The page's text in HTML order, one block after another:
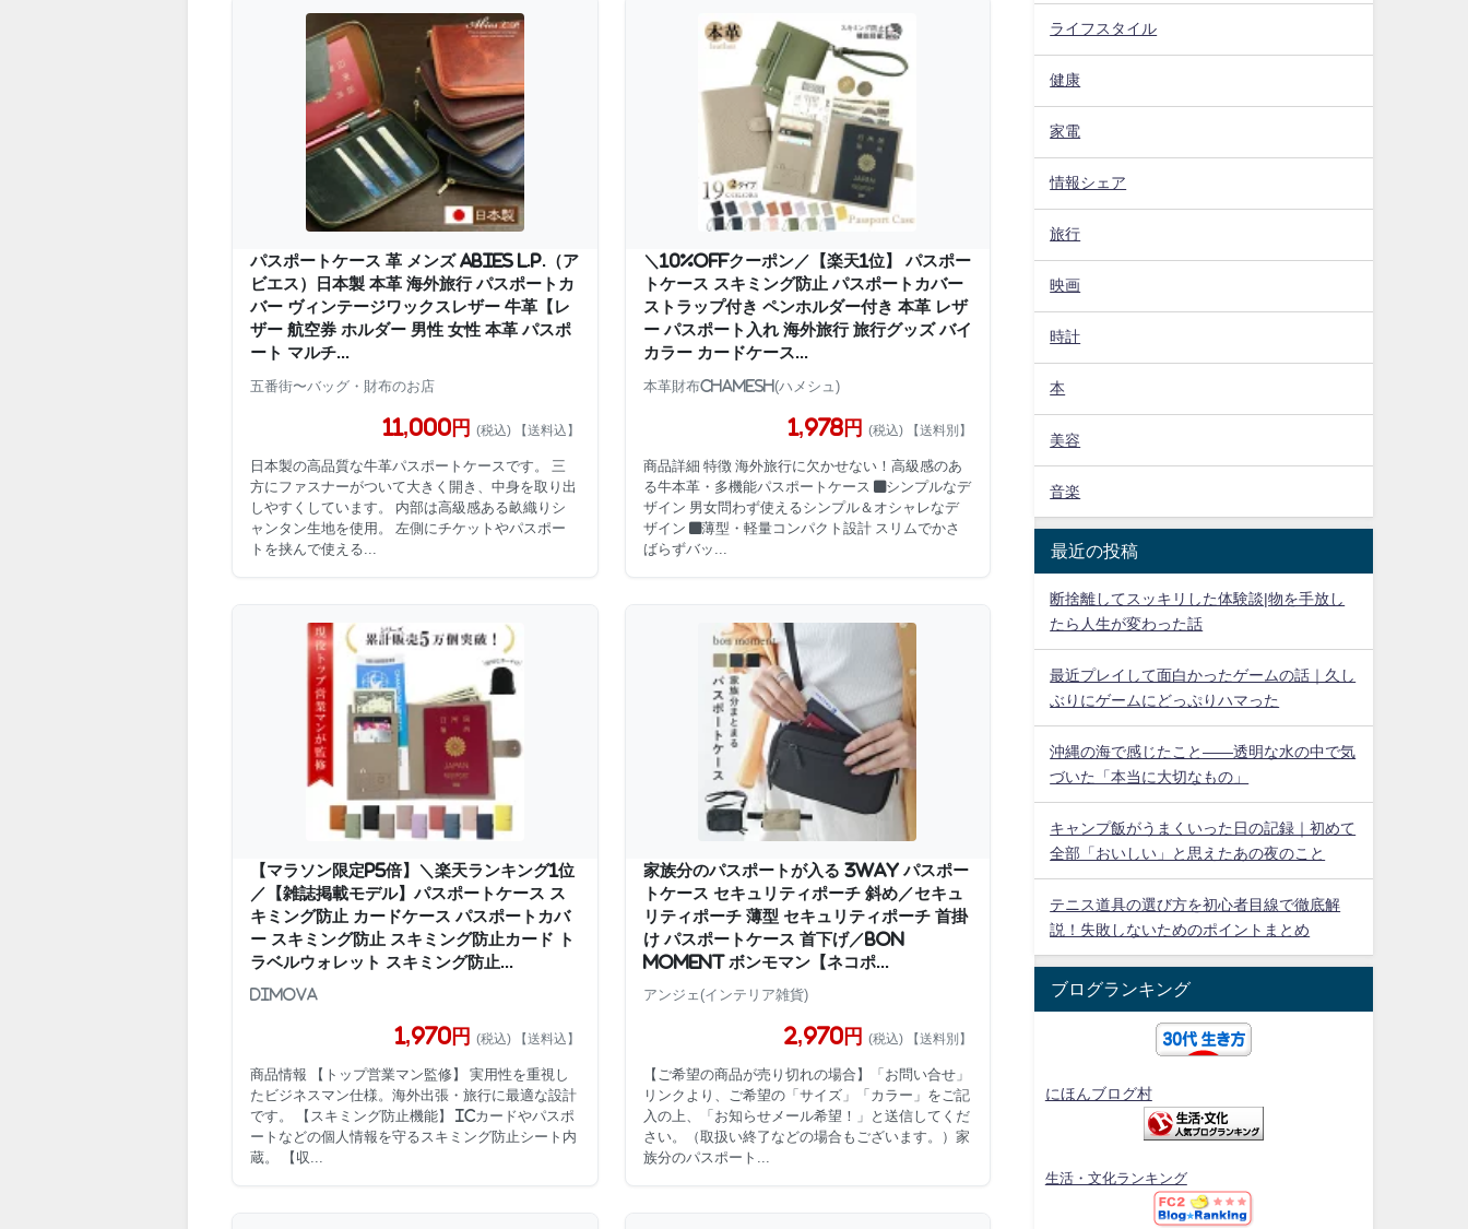
パスポートケース 革 メンズ ABIES L.P.（ア
ビエス）日本製 本革 海外旅行 パスポートカ
バー ヴィンテージワックスレザー 牛革【レ
ザー 航空券 ホルダー 男性 女性 本革 パスポ
ート マルチ...
五番街〜バッグ・財布のお店
11,000円 (税込) 【送料込】
日本製の高品質な牛革パスポートケースです。 三
方にファスナーがついて大きく開き、中身を取り出
しやすくしています。 内部は高級感ある畝織りシ
ャンタン生地を使用。 左側にチケットやパスポー
トを挟んで使える...
＼10%OFFクーポン／【楽天1位】 パスポー
トケース スキミング防止 パスポートカバー
ストラップ付き ペンホルダー付き 本革 レザ
ー パスポート入れ 海外旅行 旅行グッズ バイ
カラー カードケース...
本革財布CHAMESH(ハメシュ)
1,978円 (税込) 【送料別】
商品詳細 特徴 海外旅行に欠かせない！高級感のあ
る牛本革・多機能パスポートケース ■シンプルなデ
ザイン 男女問わず使えるシンプル＆オシャレなデ
ザイン ■薄型・軽量コンパクト設計 スリムでかさ
ばらずバッ...
【マラソン限定P5倍】＼楽天ランキング1位
／【雑誌掲載モデル】パスポートケース ス
キミング防止 カードケース パスポートカバ
ー スキミング防止 スキミング防止カード ト
ラベルウォレット スキミング防止...
Dimova
1,970円 (税込) 【送料込】
商品情報 【トップ営業マン監修】 実用性を重視し
たビジネスマン仕様。海外出張・旅行に最適な設計
です。 【スキミング防止機能】 ICカードやパスポ
ートなどの個人情報を守るスキミング防止シート内
蔵。 【収...
家族分のパスポートが入る 3way パスポー
トケース セキュリティポーチ 斜め／セキュ
リティポーチ 薄型 セキュリティポーチ 首掛
け パスポートケース 首下げ／bon
moment ボンモマン【ネコポ...
アンジェ(インテリア雑貨)
2,970円 (税込) 【送料別】
【ご希望の商品が売り切れの場合】「お問い合せ」
リンクより、ご希望の「サイズ」「カラー」をご記
入の上、「お知らせメール希望！」と送信してくだ
さい。（取扱い終了などの場合もございます。）家
族分のパスポート...
ライフスタイル
健康
家電
情報シェア
旅行
映画
時計
本
美容
音楽
最近の投稿
断捨離してスッキリした体験談|物を手放し
たら人生が変わった話
最近プレイして面白かったゲームの話｜久し
ぶりにゲームにどっぷりハマった
沖縄の海で感じたこと——透明な水の中で気
づいた「本当に大切なもの」
キャンプ飯がうまくいった日の記録｜初めて
全部「おいしい」と思えたあの夜のこと
テニス道具の選び方を初心者目線で徹底解
説！失敗しないためのポイントまとめ
ブログランキング
にほんブログ村
生活・文化ランキング